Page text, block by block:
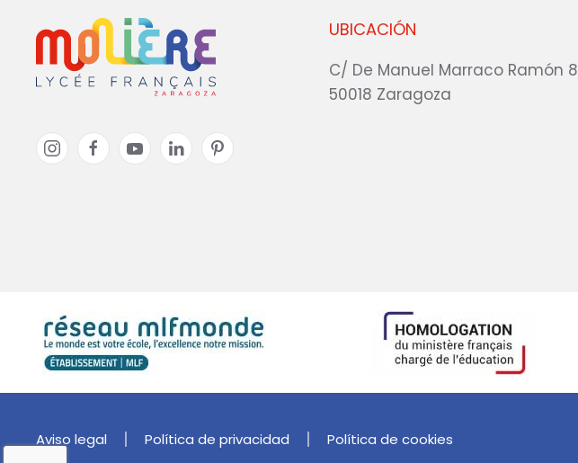
UBICACIÓN
C/ De Manuel Marraco Ramón 8
50018 Zaragoza
Aviso legal Política de privacidad Política de cookies